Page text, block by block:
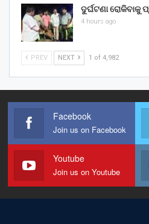
ଦୁର୍ଘଟଣା ରୋକିବାକୁ
4 hours ago
PREV NEXT 1 of 4,982
Facebook
Join us on Facebook
Youtube
Join us on Youtube